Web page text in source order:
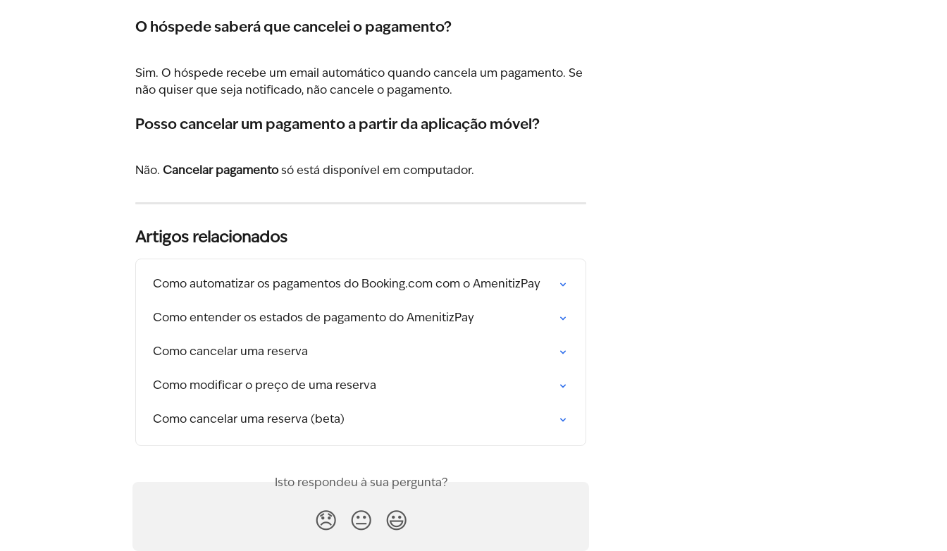
O hóspede saberá que cancelei o pagamento?
Sim. O hóspede recebe um email automático quando cancela um pagamento. Se
não quiser que seja notificado, não cancele o pagamento.
Posso cancelar um pagamento a partir da aplicação móvel?
Não. Cancelar pagamento só está disponível em computador.
Artigos relacionados
Como automatizar os pagamentos do Booking.com com o AmenitizPay
Como entender os estados de pagamento do AmenitizPay
Como cancelar uma reserva
Como modificar o preço de uma reserva
Como cancelar uma reserva (beta)
Isto respondeu à sua pergunta?
😞 😐 😃